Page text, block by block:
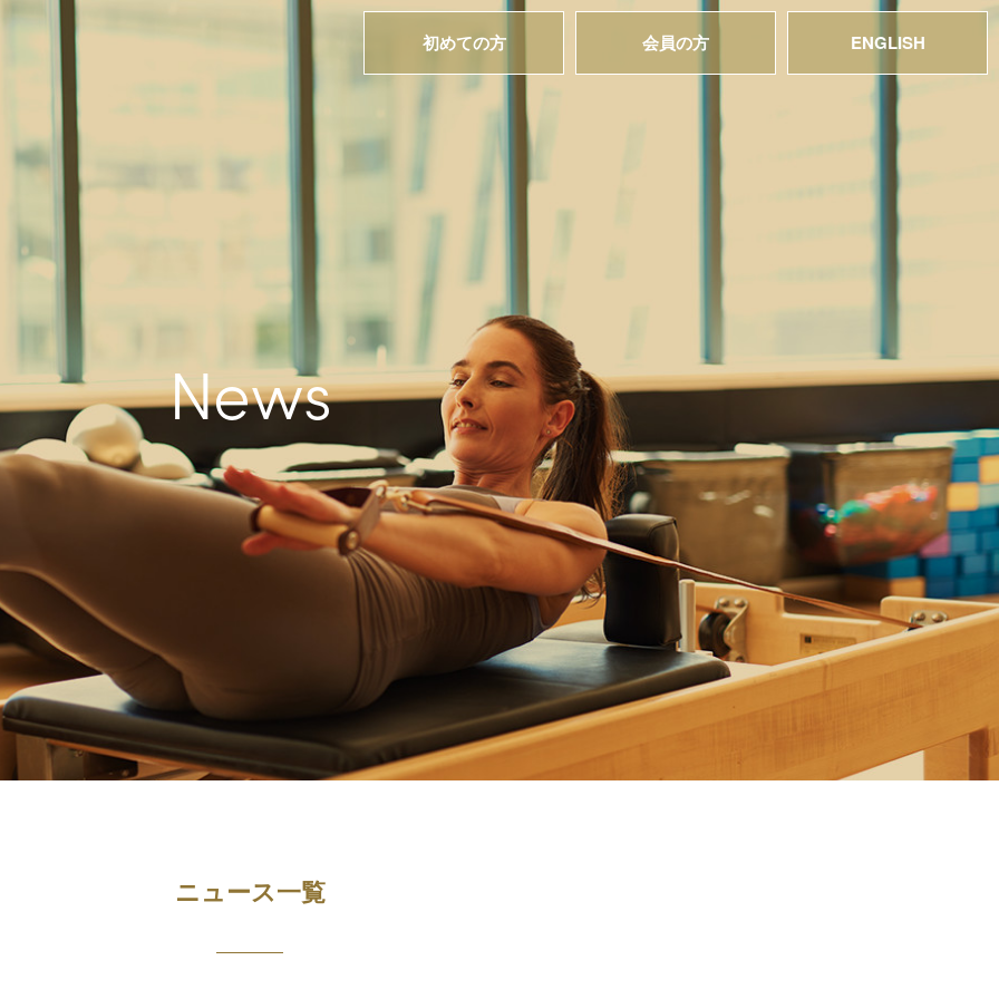
初めての方 会員の方 ENGLISH
News
ニュース一覧